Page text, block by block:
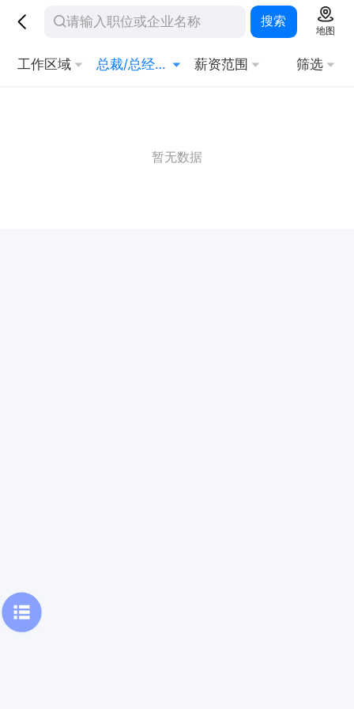
搜索
地图
工作区域 总裁/总经理/CEO 薪资范围 筛选
暂无数据